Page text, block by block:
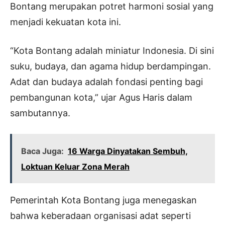
Bontang merupakan potret harmoni sosial yang
menjadi kekuatan kota ini.
“Kota Bontang adalah miniatur Indonesia. Di sini
suku, budaya, dan agama hidup berdampingan.
Adat dan budaya adalah fondasi penting bagi
pembangunan kota,” ujar Agus Haris dalam
sambutannya.
Baca Juga: 16 Warga Dinyatakan Sembuh,
Loktuan Keluar Zona Merah
Pemerintah Kota Bontang juga menegaskan
bahwa keberadaan organisasi adat seperti